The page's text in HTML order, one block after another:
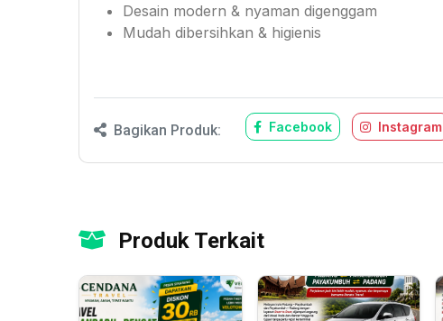
Desain modern & nyaman digenggam
Mudah dibersihkan & higienis
Bagikan Produk: Facebook Instagram
Produk Terkait